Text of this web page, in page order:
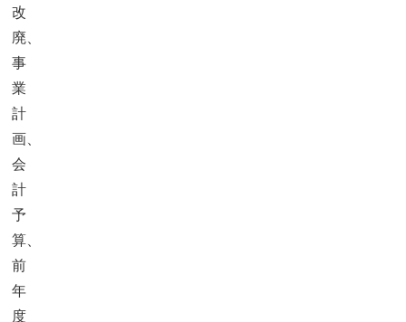
改
廃、
事
業
計
画、
会
計
予
算、
前
年
度